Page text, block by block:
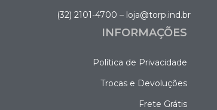
(32) 2101-4700 – loja@torp.ind.br
INFORMAÇÕES
Política de Privacidade
Trocas e Devoluções
Frete Grátis